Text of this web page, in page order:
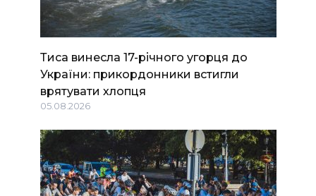
Тиса винесла 17-річного угорця до
України: прикордонники встигли
врятувати хлопця
05.08.2026